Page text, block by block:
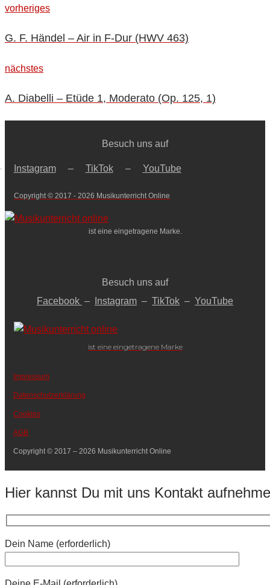
Beitragsnavigation
vorheriges
vorheriges
G. F. Händel – Air in F-Dur (HWV 463)
nächstes
nächstes
A. Diabelli – Etüde 1, Moderato (Op. 125, 1)
Besuch uns auf
Instagram– TikTok– YouTube
Copyright © 2017 - 2026 Musikunterricht Online
ist eine eingetragene Marke.
Besuch uns auf
Facebook – Instagram – TikTok – YouTube
ist eine eingetragene Marke
Impressum
Datenschutzerklärung
Cookies
AGB
Copyright © 2017 – 2026 Musikunterricht Online
Hier kannst Du mit uns Kontakt
Dein Name (erforderlich)